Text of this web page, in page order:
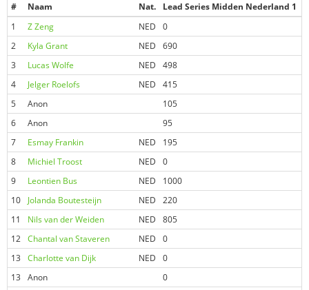
# Naam Nat. Lead Series Midden Nederland 1
1
Z Zeng NED 0
2
Kyla Grant NED 690
3
Lucas Wolfe NED 498
4
Jelger Roelofs NED 415
5
Anon 105
6
Anon 95
7
Esmay Frankin NED 195
8
Michiel Troost NED 0
9
Leontien Bus NED 1000
10
Jolanda Boutesteijn NED 220
11
Nils van der Weiden NED 805
12 Chantal van Staveren NED 0
13
Charlotte van Dijk NED 0
13
Anon 0